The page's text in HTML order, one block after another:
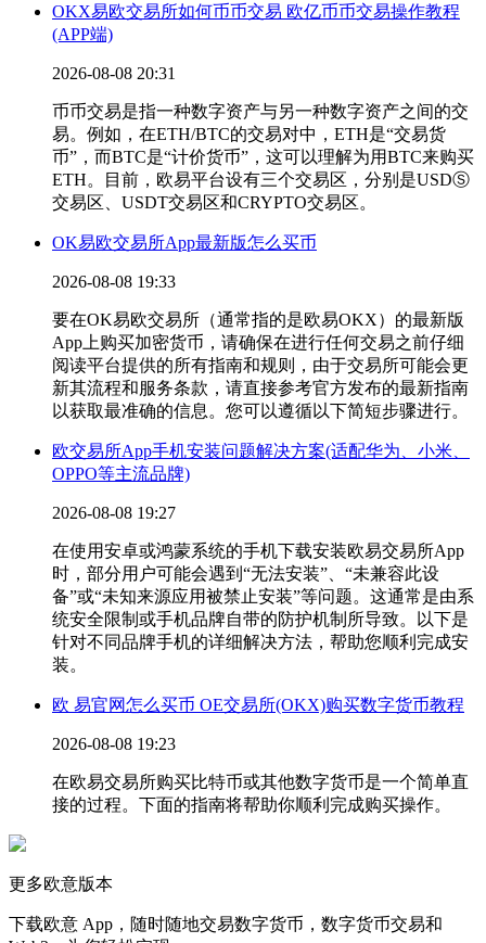
OKX易欧交易所如何币币交易 欧亿币币交易操作教程
(APP端)
2026-08-08 20:31
币币交易是指一种数字资产与另一种数字资产之间的交
易。例如，在ETH/BTC的交易对中，ETH是“交易货
币”，而BTC是“计价货币”，这可以理解为用BTC来购买
ETH。目前，欧易平台设有三个交易区，分别是USDⓈ
交易区、USDT交易区和CRYPTO交易区。
OK易欧交易所App最新版怎么买币
2026-08-08 19:33
要在OK易欧交易所（通常指的是欧易OKX）的最新版
App上购买加密货币，请确保在进行任何交易之前仔细
阅读平台提供的所有指南和规则，由于交易所可能会更
新其流程和服务条款，请直接参考官方发布的最新指南
以获取最准确的信息。您可以遵循以下简短步骤进行。
欧交易所App手机安装问题解决方案(适配华为、小米、
OPPO等主流品牌)
2026-08-08 19:27
在使用安卓或鸿蒙系统的手机下载安装欧易交易所App
时，部分用户可能会遇到“无法安装”、“未兼容此设
备”或“未知来源应用被禁止安装”等问题。这通常是由系
统安全限制或手机品牌自带的防护机制所导致。以下是
针对不同品牌手机的详细解决方法，帮助您顺利完成安
装。
欧 易官网怎么买币 OE交易所(OKX)购买数字货币教程
2026-08-08 19:23
在欧易交易所购买比特币或其他数字货币是一个简单直
接的过程。下面的指南将帮助你顺利完成购买操作。
更多欧意版本
下载欧意 App，随时随地交易数字货币，数字货币交易和